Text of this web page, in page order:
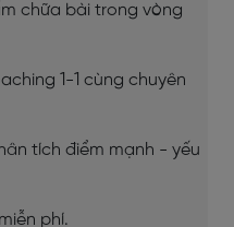
chữa bài trong vòng
1-1 cùng chuyên
tích điểm mạnh - yếu
phí.